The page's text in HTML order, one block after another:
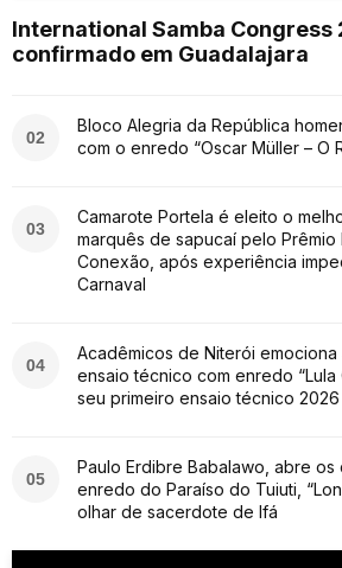
International Samba Congress
confirmado em Guadalajara
02
Bloco Alegria da República
com o enredo “Oscar Müller – O
03
Camarote Portela é eleito o
marquês de sapucaí pelo Prêmio
Conexão, após experiência
Carnaval
04
Acadêmicos de Niterói emociona
ensaio técnico com enredo “Lula
seu primeiro ensaio técnico 2026
05
Paulo Erdibre Babalawo, abre
enredo do Paraíso do Tuiuti,
olhar de sacerdote de Ifá